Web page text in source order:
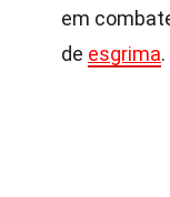
em
de esgrima.